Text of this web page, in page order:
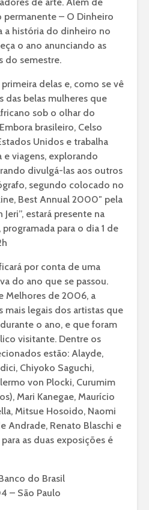
permanente – O Dinheiro
a história do dinheiro no
o ano anunciando as
do semestre.
delas e, como se vê
das belas mulheres que
sob o olhar do
brasileiro, Celso
Unidos e trabalha
viagens, explorando
divulgá-las aos outros
segundo colocado no
Best Annual 2000″ pela
estará presente na
para o dia 1 de
por conta de uma
do ano que se passou.
Melhores de 2006, a
mais legais dos artistas que
o ano, e que foram
visitante. Dentre os
estão: Alayde,
Chiyoko Saguchi,
von Plocki, Curumim
Mari Kanegae, Maurício
Mitsue Hosoido, Naomi
Andrade, Renato Blaschi e
as duas exposições é
do Brasil
– São Paulo